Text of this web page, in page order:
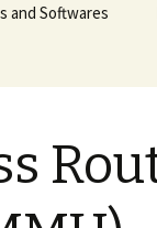
|
and Softwares
Calculator: Govt.